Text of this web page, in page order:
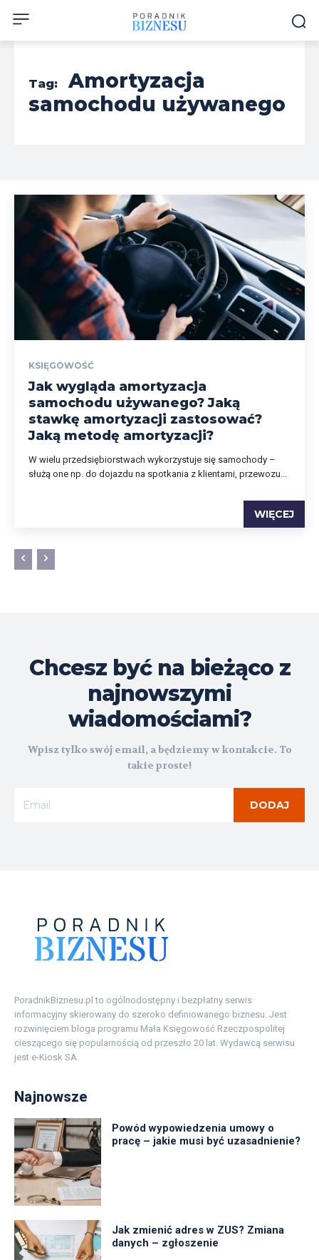
Tag:
Amortyzacja
samochodu używanego
KSIĘGOWOŚĆ
Jak wygląda amortyzacja
samochodu używanego? Jaką
stawkę amortyzacji zastosować?
Jaką metodę amortyzacji?
W wielu przedsiębiorstwach wykorzystuje się samochody –
służą one np. do dojazdu na spotkania z klientami, przewozu...
WIĘCEJ
Chcesz być na bieżąco z
najnowszymi
wiadomościami?
Wpisz tylko swój email, a będziemy w kontakcie. To
takie proste!
DODAJ
PoradnikBiznesu.pl to ogólnodostępny i bezpłatny serwis
informacyjny skierowany do szeroko definiowanego biznesu. Jest
rozwinięciem bloga programu Mała Księgowość Rzeczpospolitej
cieszącego się popularnością od przeszło 20 lat. Wydawcą serwisu
jest e-Kiosk SA.
Najnowsze
Powód wypowiedzenia umowy o
pracę – jakie musi być uzasadnienie?
Jak zmienić adres w ZUS? Zmiana
danych – zgłoszenie